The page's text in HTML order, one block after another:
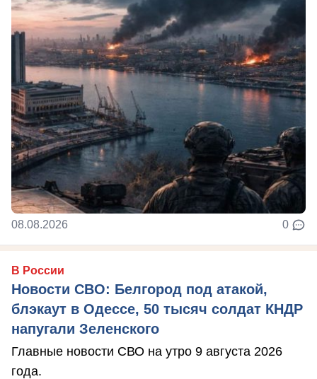
08.08.2026 0
В России
Новости СВО: Белгород под атакой,
блэкаут в Одессе, 50 тысяч солдат КНДР
напугали Зеленского
Главные новости СВО на утро 9 августа 2026
года.